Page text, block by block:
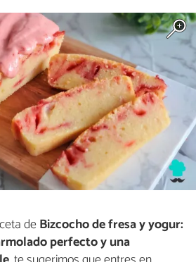
deBizcocho de fresa y yogur:
perfecto y una